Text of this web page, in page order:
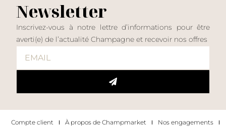
Newsletter
Inscrivez-vous à notre lettre d’informations pour être
averti(e) de l’actualité Champagne et recevoir nos offres
Compte client À propos de Champmarket
Nos engagements